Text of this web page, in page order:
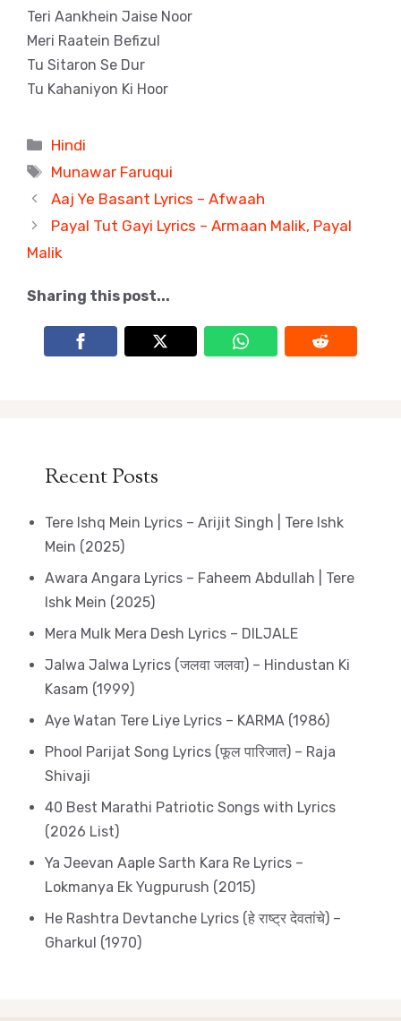
Teri Aankhein Jaise Noor
Meri Raatein Befizul
Tu Sitaron Se Dur
Tu Kahaniyon Ki Hoor
Categories
Hindi
Tags
Munawar Faruqui
Aaj Ye Basant Lyrics – Afwaah
Payal Tut Gayi Lyrics – Armaan Malik, Payal
Malik
Sharing this post...
Recent Posts
Tere Ishq Mein Lyrics – Arijit Singh | Tere Ishk
Mein (2025)
Awara Angara Lyrics – Faheem Abdullah | Tere
Ishk Mein (2025)
Mera Mulk Mera Desh Lyrics – DILJALE
Jalwa Jalwa Lyrics (जलवा जलवा) – Hindustan Ki
Kasam (1999)
Aye Watan Tere Liye Lyrics – KARMA (1986)
Phool Parijat Song Lyrics (फूल पारिजात) – Raja
Shivaji
40 Best Marathi Patriotic Songs with Lyrics
(2026 List)
Ya Jeevan Aaple Sarth Kara Re Lyrics –
Lokmanya Ek Yugpurush (2015)
He Rashtra Devtanche Lyrics (हे राष्ट्र देवतांचे) –
Gharkul (1970)